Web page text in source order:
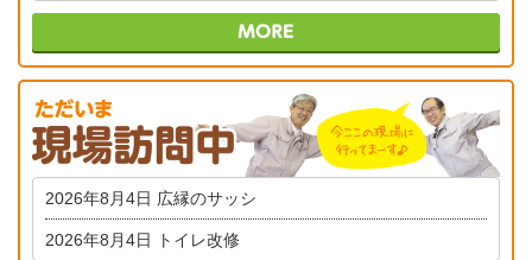
2026年8月4日 広縁のサッシ
2026年8月4日 トイレ改修